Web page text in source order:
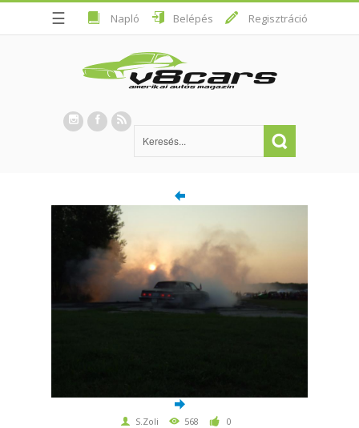
☰ Napló Belépés Regisztráció
S.Zoli 568 0